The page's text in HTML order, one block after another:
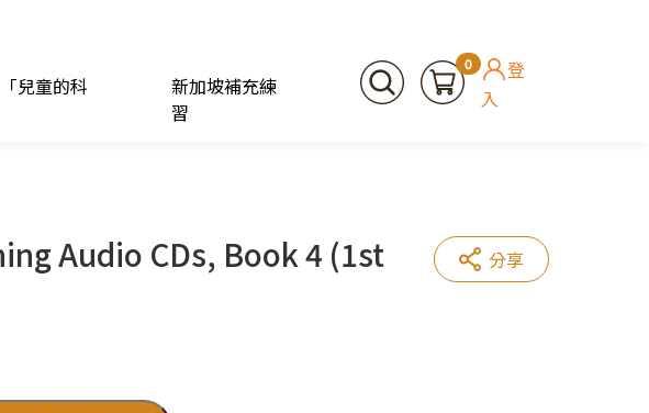
兒童的科
新加坡補充練
習
0
登
入
Audio CDs, Book 4 (1st
分享